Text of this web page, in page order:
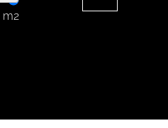
m2